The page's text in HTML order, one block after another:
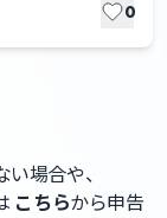
0
場合や、
こちらから申告